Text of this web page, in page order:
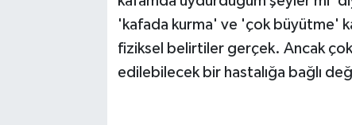
'kafada kurma' ve 'çok büyütme'
fiziksel belirtiler gerçek. Ancak
edilebilecek bir hastalığa bağlı